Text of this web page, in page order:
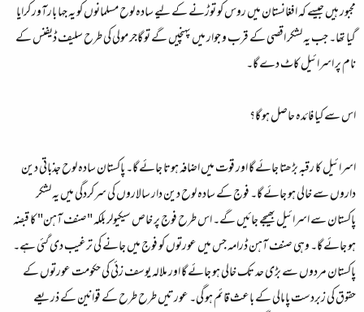
مجبور ہیں جیسے کہ افغانستان میں روس کو توڑنے کے لیے سادہ لوح مسلمانوں کو یہ جہا بارآور کرایا
گیا تھا۔ جب یہ لشکر اقصی کے قرب و جوار میں پہنچیں گے تو گاجر مولی کی طرح سلیف ڈیفنس کے
نام پر اسرائیل کاٹ دے گا۔
اس سے کیا فائدہ حاصل ہو گا؟
اسرائیل کا رقبہ بڑھتا جائے گا اور قوت میں اضافہ ہوتا جائے گا۔ پاکستان سادہ لوح جذباتی دین
داروں سے خالی ہو جائے گا۔ فوج کے سادہ لوح دین دار سالاروں کی سرکردگی میں یہ لشکر
پاکستان سے اسرائیل بھیجے جائیں گے۔ اس طرح فوج پر خاص سیکیولر بلکہ "صنف آہن" کا قبضہ
ہو جائے گا۔ وہی صنف آہن ڈرامہ جس میں عورتوں کو فوج میں جانے کی ترغیب دی گئی ہے۔
پاکستان مردوں سے بڑی حد تک خالی ہو جائے گا اور ملالہ یوسف زئی کی حکومت عورتوں کے
حقوق کی زبردست پامالی کے باعث قائم ہو گی۔ عورتیں طرح طرح کے قوانین کے ذریعے